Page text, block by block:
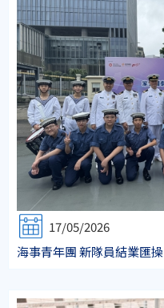
17/05/2026
海事青年團 新隊員結業匯操